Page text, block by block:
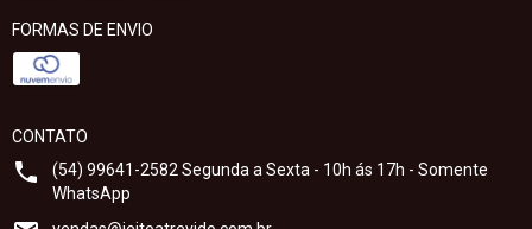
FORMAS DE ENVIO
CONTATO
(54) 99641-2582 Segunda a Sexta - 10h ás 17h - Somente
WhatsApp